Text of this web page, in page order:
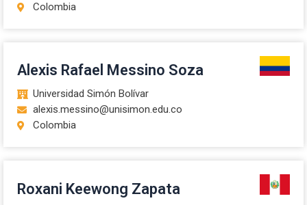
Colombia
Alexis Rafael Messino Soza
Universidad Simón Bolívar
alexis.messino@unisimon.edu.co
Colombia
Roxani Keewong Zapata